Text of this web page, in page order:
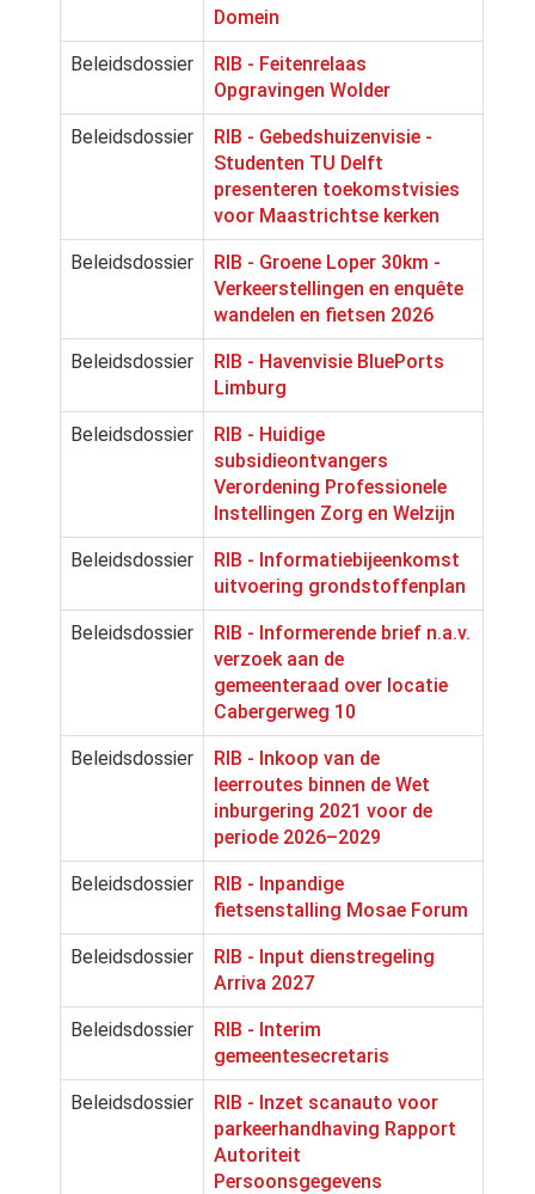
Domein
Beleidsdossier
RIB - Feitenrelaas
Opgravingen Wolder
Beleidsdossier
RIB - Gebedshuizenvisie -
Studenten TU Delft
presenteren toekomstvisies
voor Maastrichtse kerken
Beleidsdossier
RIB - Groene Loper 30km -
Verkeerstellingen en enquête
wandelen en fietsen 2026
Beleidsdossier
RIB - Havenvisie BluePorts
Limburg
Beleidsdossier
RIB - Huidige
subsidieontvangers
Verordening Professionele
Instellingen Zorg en Welzijn
Beleidsdossier
RIB - Informatiebijeenkomst
uitvoering grondstoffenplan
Beleidsdossier
RIB - Informerende brief n.a.v.
verzoek aan de
gemeenteraad over locatie
Cabergerweg 10
Beleidsdossier
RIB - Inkoop van de
leerroutes binnen de Wet
inburgering 2021 voor de
periode 2026–2029
Beleidsdossier
RIB - Inpandige
fietsenstalling Mosae Forum
Beleidsdossier
RIB - Input dienstregeling
Arriva 2027
Beleidsdossier
RIB - Interim
gemeentesecretaris
Beleidsdossier
RIB - Inzet scanauto voor
parkeerhandhaving Rapport
Autoriteit
Persoonsgegevens